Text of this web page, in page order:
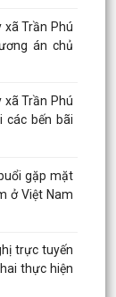
Trần Phú
án chủ
Trần Phú
các bến bãi
gặp mặt
ở Việt Nam
trực tuyến
thực hiện